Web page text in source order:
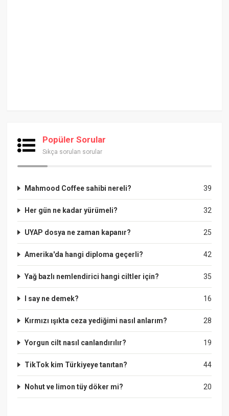
Popüler Sorular
Sıkça sorulan sorular
39
Mahmood Coffee sahibi nereli?
32
Her gün ne kadar yürümeli?
25
UYAP dosya ne zaman kapanır?
42
Amerika'da hangi diploma geçerli?
35
Yağ bazlı nemlendirici hangi ciltler için?
16
I say ne demek?
28
Kırmızı ışıkta ceza yediğimi nasıl anlarım?
19
Yorgun cilt nasıl canlandırılır?
44
TikTok kim Türkiyeye tanıtan?
20
Nohut ve limon tüy döker mi?